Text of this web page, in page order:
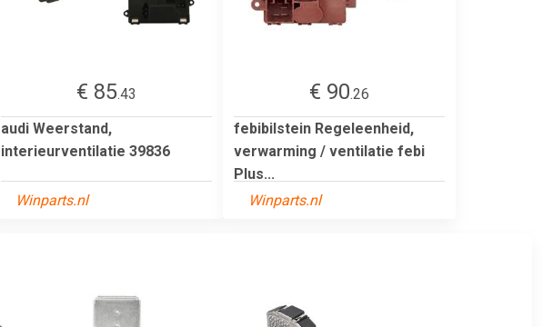
€ 85.43
audi Weerstand,
interieurventilatie 39836
Winparts.nl
€ 90.26
febibilstein Regeleenheid,
verwarming / ventilatie febi
Plus...
Winparts.nl